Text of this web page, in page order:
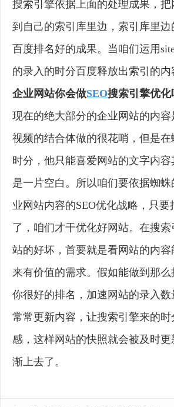
搜索引擎依据上面的处理成果，把
到自己的索引库里边，索引库里
百度排名好的成果。当咱们运用
的录入的时分百度释放出索引的内
企业网站你会做SEO搜索引擎优化
现在的绝大部分的企业网站的内容
视频的结合体做的很花哨，但是
时分，他只能喜爱网站的文字内
是一片空白。所以咱们要依据蜘
业网站内容的SEO优化战略，只
了，咱们才干优化好网站。在搜索
站的好坏，首要就是看网站的内
来有价值的需求。假如能做到那
你很好的排名，加速网站的录入
常常更新内容，让搜索引擎来的
感，这样网站的快照就会被及时
渐上去了。